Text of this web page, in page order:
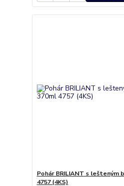
Pohár BRILIANT s lešteným
4757 (4KS)